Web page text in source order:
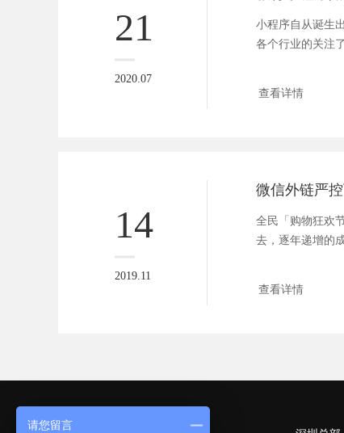
21
2020.07
小程序自从诞生
各个行业的关注
查看详情
14
2019.11
全民「购物狂欢
去，逐年递增的
查看详情
请您留言